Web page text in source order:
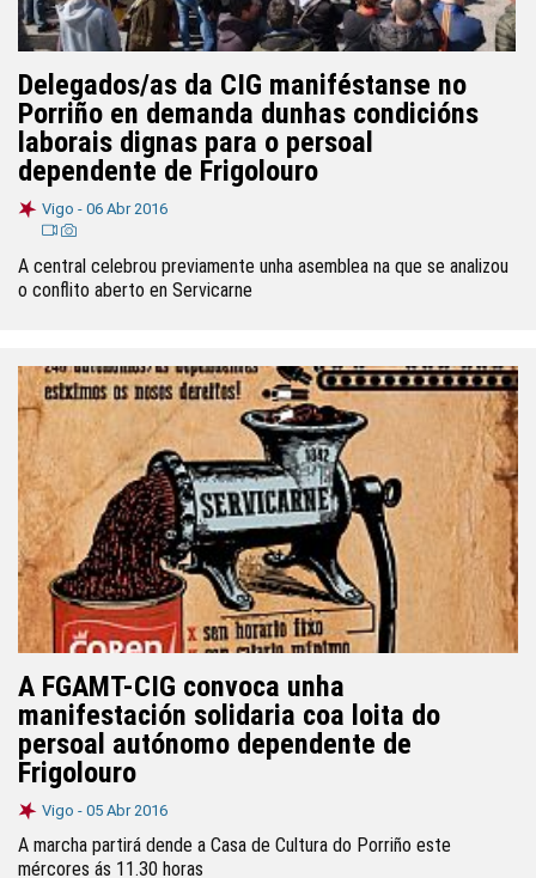
Delegados/as da CIG maniféstanse no
Porriño en demanda dunhas condicións
laborais dignas para o persoal
dependente de Frigolouro
Vigo - 06 Abr 2016
A central celebrou previamente unha asemblea na que se analizou
o conflito aberto en Servicarne
A FGAMT-CIG convoca unha
manifestación solidaria coa loita do
persoal autónomo dependente de
Frigolouro
Vigo - 05 Abr 2016
A marcha partirá dende a Casa de Cultura do Porriño este
mércores ás 11.30 horas